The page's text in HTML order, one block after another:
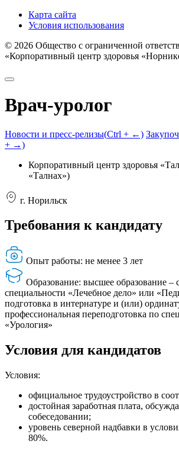
Карта сайта
Условия использования
© 2026 Общество с ограниченной
«Корпоративный центр здоровья
Врач-уролог
Новости и пресс-релизы(Ctrl + ←)
+ →)
Корпоративный центр здоровья
«Талнах»)
г. Норильск
Требования к кандидату
Опыт работы: не менее 3 лет
Образование: высшее образование –
специальности «Лечебное дело» или
подготовка в интернатуре и (или)
профессиональная переподготовка по
«Урология»
Условия для кандидатов
Условия:
официальное трудоустройство в
достойная заработная плата,
собеседовании;
уровень северной надбавки в
80%.